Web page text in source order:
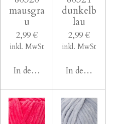
mausgra
u
2,99 €
inkl. MwSt
In den Warenkorb
dunkelb
lau
2,99 €
inkl. MwSt
In den